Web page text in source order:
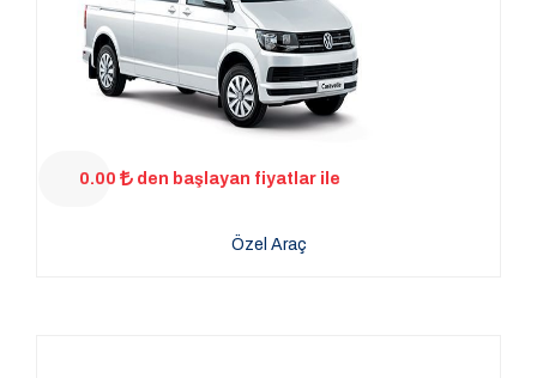
0.00 den başlayan fiyatlar ile
Özel Araç